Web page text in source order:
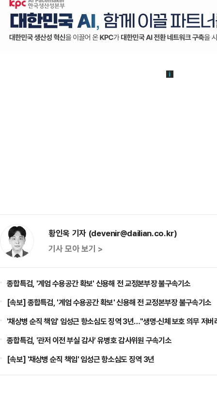
황인욱 기자 (devenir@dailian.co.kr)
기사 모아 보기 >
종합특검, '계엄 수용공간 확보' 신용해 전 교정본부장 불구속기소
[속보] 종합특검, '계엄 수용공간 확보' 신용해 전 교정본부장 불구속기소
'채상병 순직 책임' 임성근 항소심도 징역 3년…"생명·신체 보호 의무 저버
종합특검, '관저 이전 부실 감사' 유병호 감사위원 구속기소
[속보] '채상병 순직 책임' 임성근 항소심도 징역 3년